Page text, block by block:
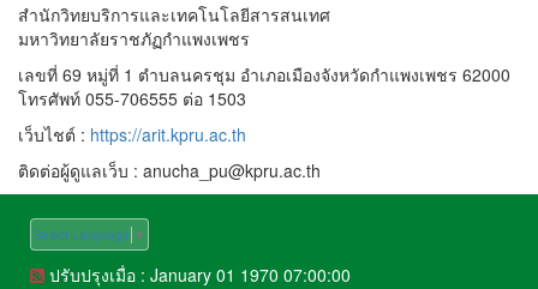
สำนักวิทยบริการและเทคโนโลยีสารสนเทศ
มหาวิทยาลัยราชภัฏกำแพงเพชร
เลขที่ 69 หมู่ที่ 1 ตำบลนครชุม อำเภอเมืองจังหวัดกำแพงเพชร 62000
โทรศัพท์ 055-706555 ต่อ 1503
เว็บไชต์ : https://arit.kpru.ac.th
ติดต่อผู้ดูแลเว็บ : anucha_pu@kpru.ac.th
Select Language ▼
ปรับปรุงเมื่อ : January 01 1970 07:00:00